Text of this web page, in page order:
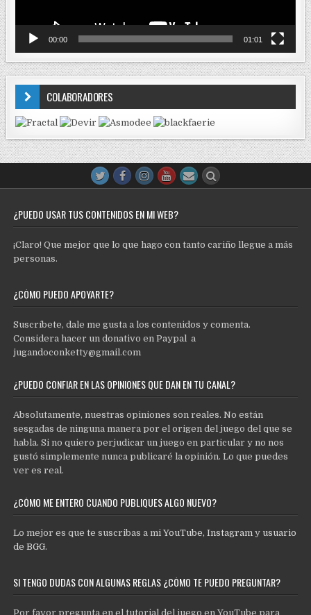
00:00 01:01
COLABORADORES
¿PUEDO USAR TUS CONTENIDOS EN MI WEB?
¡Claro! Que mejor que lo que hago con tanto cariño llegue a más
personas.
¿CÓMO PUEDO APOYARTE?
Suscríbete, dale me gusta a los contenidos y comenta.
Considera hacer un donativo en Paypal a
jugandoconketty@gmail.com
¿PUEDO CONFIAR EN LAS OPINIONES QUE DAN EN TU CANAL?
Absolutamente, nuestras opiniones son reales. No están
sesgadas de ninguna manera por el origen del juego del que se
habla. Si no quiero perjudicar un juego en particular y no nos
gustó simplemente nunca publicaré la opinión. Lo que puedes
ver es real.
¿CÓMO ME ENTERO CUANDO PUBLIQUES ALGO NUEVO?
Lo mejor es que te suscribas a miYouTube,Instagram y usuario
de BGG.
SI TENGO DUDAS CON ALGUNAS REGLAS ¿CÓMO TE PUEDO PREGUNTAR?
Por favor pregunta en el tutorial del juego en YouTube para